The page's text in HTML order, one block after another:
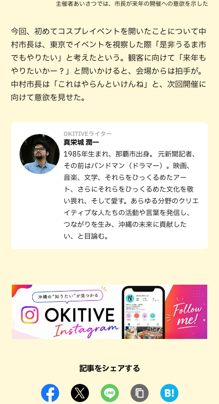
主催者あいさつでは、市長が来年の開催への意欲を示した
今回、初めてコスプレイベントを開いたことについて中
村市長は、東京でイベントを視察した際「是非うるま市
でもやりたい」と考えたという。観客に向けて「来年も
やりたいかー？」と問いかけると、会場からは拍手が。
中村市長は「これはやらんといけんね」と、次回開催に
向けて意欲を見せた。
OKITIVEライター
真栄城 潤一
1985年生まれ、那覇市出身。 元新聞記者、
その前はバンドマン（ドラマー）。映画、
音楽、文学、それらをひっくるめたアー
ト、さらにそれらをひっくるめた文化を敬
い畏れ、そして愛す。あらゆる分野のクリエ
イティブな人たちの活動や言葉を発信し、
つながりを生み、沖縄の未来に貢献した
い、と目論む。
記事をシェアする